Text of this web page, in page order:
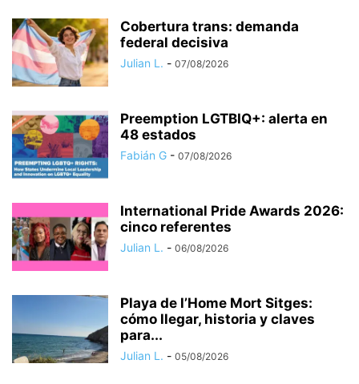
Cobertura trans: demanda
federal decisiva
Julian L. - 07/08/2026
Preemption LGTBIQ+: alerta en
48 estados
Fabián G - 07/08/2026
International Pride Awards 2026:
cinco referentes
Julian L. - 06/08/2026
Playa de l’Home Mort Sitges:
cómo llegar, historia y claves
para...
Julian L. - 05/08/2026